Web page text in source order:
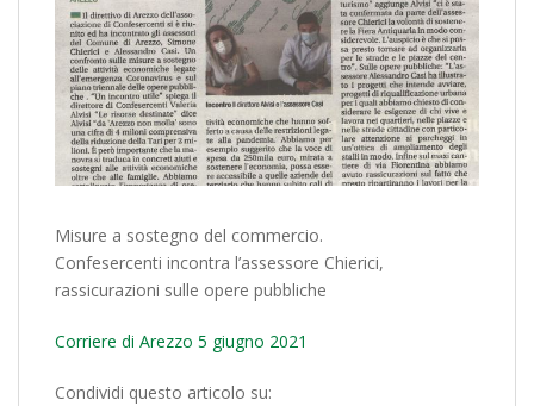
Misure a sostegno del commercio.
Confesercenti incontra l’assessore Chierici,
rassicurazioni sulle opere pubbliche
Corriere di Arezzo 5 giugno 2021
Condividi questo articolo su: